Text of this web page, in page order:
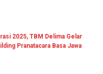
2025, TBM Delima Gelar
Pranatacara Basa Jawa